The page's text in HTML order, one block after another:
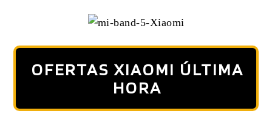
OFERTAS XIAOMI ÚLTIMA
HORA